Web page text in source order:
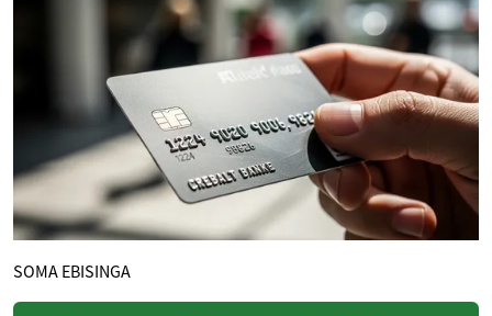
SOMA EBISINGA